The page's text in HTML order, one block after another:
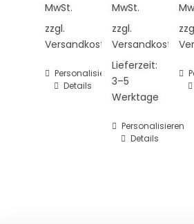
MwSt.
zzgl.
Versandkosten
Personalisieren
Details
MwSt.
zzgl.
Versandkosten
Lieferzeit:
3–5
Werktage
Personalisieren
Details